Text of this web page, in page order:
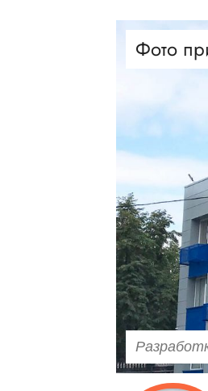
Фото